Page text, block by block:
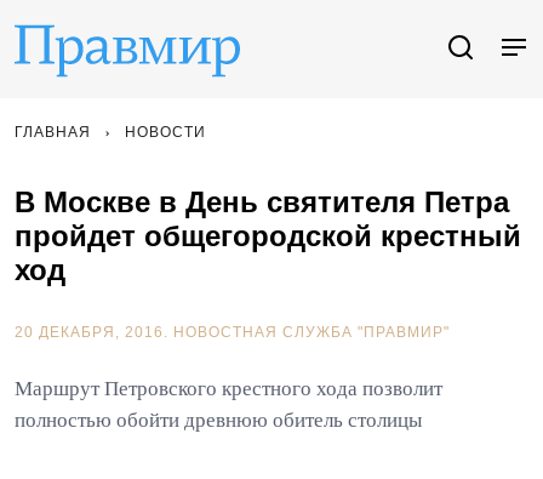
ГЛАВНАЯ НОВОСТИ
В Москве в День святителя Петра
пройдет общегородской крестный
ход
20 ДЕКАБРЯ, 2016. НОВОСТНАЯ СЛУЖБА "ПРАВМИР"
Маршрут Петровского крестного хода позволит
полностью обойти древнюю обитель столицы